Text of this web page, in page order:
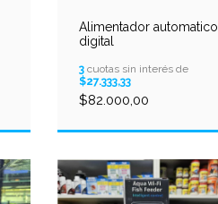
Alimentador automatico
digital
3 cuotas sin interés de
$27.333,33
$82.000,00